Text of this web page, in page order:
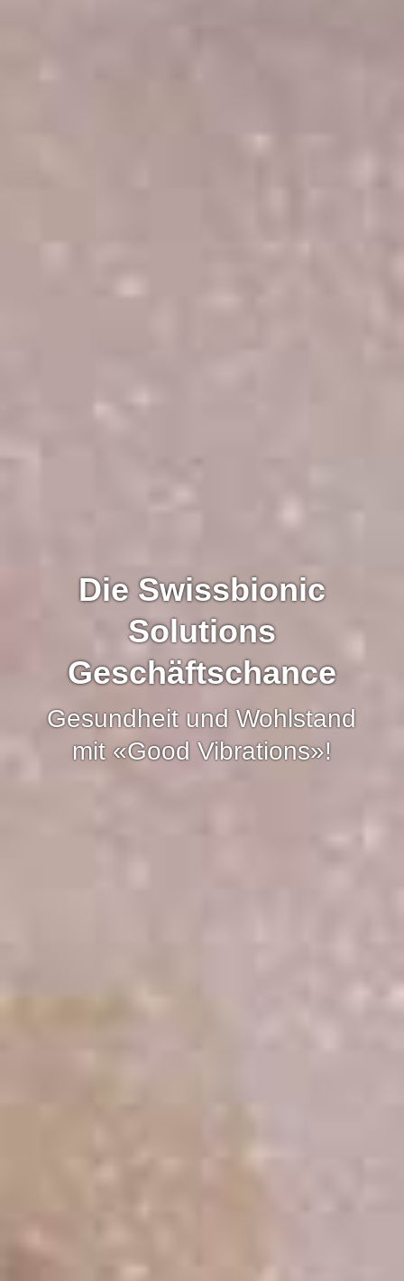
Die Swissbionic
Solutions
Geschäftschance
Gesundheit und Wohlstand
mit «Good Vibrations»!